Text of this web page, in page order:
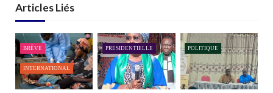
Articles Liés
BRÈVE
INTERNATIONAL
PRESIDENTIELLE POLITIQUE